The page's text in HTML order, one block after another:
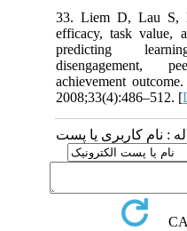
33. Liem D, Lau
efficacy, task value,
predicting
disengagement,
achievement
2008;33(4):486–512.
: نام کاربری یا پست